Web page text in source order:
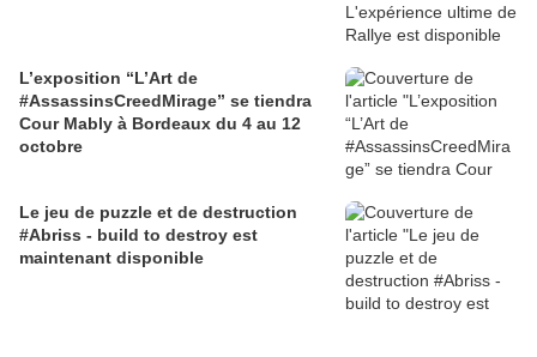
L’exposition “L’Art de
#AssassinsCreedMirage” se tiendra
Cour Mably à Bordeaux du 4 au 12
octobre
Le jeu de puzzle et de destruction
#Abriss - build to destroy est
maintenant disponible